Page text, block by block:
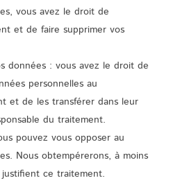
vous avez le droit de
et de faire supprimer vos
données : vous avez le droit de
personnelles au
et de les transférer dans leur
du traitement.
pouvez vous opposer au
Nous obtempérerons, à moins
ce traitement.